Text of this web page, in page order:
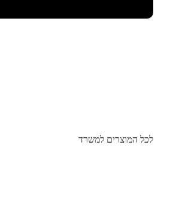
לכל המוצרים למשרד